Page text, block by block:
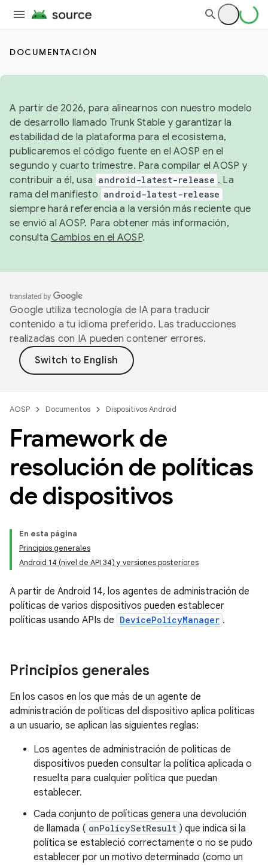
DOCUMENTACIÓN
A partir de 2026, para alinearnos con nuestro modelo
de desarrollo llamado Trunk Stable y garantizar la
estabilidad de la plataforma para el ecosistema,
publicaremos el código fuente en el AOSP en el
segundo y cuarto trimestre. Para compilar el AOSP y
contribuir a él, usa android-latest-release . La
rama del manifiesto android-latest-release
siempre hará referencia a la versión más reciente que
se envió al AOSP. Para obtener más información,
consultaCambios en el AOSP.
Google utiliza tecnología de IA para traducir
contenido a tu idioma preferido. Las traducciones
realizadas con IA pueden contener errores.
AOSP Documentos Dispositivos Android
Framework de
resolución de políticas
de dispositivos
En esta página
Principios generales
Android 14 (nivel de API 34) y versiones posteriores
A partir de Android 14, los agentes de administración de
políticas de varios dispositivos pueden establecer
políticas usando APIs de DevicePolicyManager .
Principios generales
En los casos en los que más de un agente de
administración de políticas del dispositivo aplica políticas
a un usuario, se aplican las siguientes reglas:
Los agentes de administración de políticas de
dispositivos pueden consultar la política aplicada o
resuelta para cualquier política que puedan
establecer.
Cada conjunto de políticas genera una devolución
de llamada ( onPolicySetResult ) que indica si la
política se estableció correctamente o no se pudo
establecer por un motivo determinado (como un